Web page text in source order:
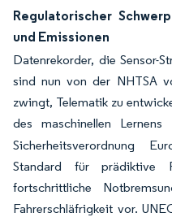
Regulatorischer
und Emissionen
Datenrekorder, die Sensor-
sind nun von der NHTSA
zwingt, Telematik zu
des maschinellen Lernens
Sicherheitsverordnung
Standard für prädiktive
fortschrittliche
Fahrerschläfrigkeit vor.